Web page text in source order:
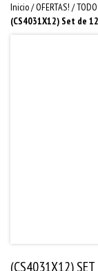
Inicio/ OFERTAS! /
(CS4031X12) Set de
(CS4031X12) SET